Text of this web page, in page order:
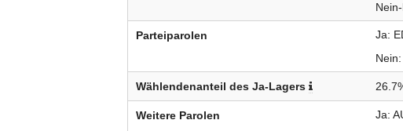
Parteiparolen Ja
Nein
Wählendenanteil des Ja-Lagers
Weitere Parolen Ja